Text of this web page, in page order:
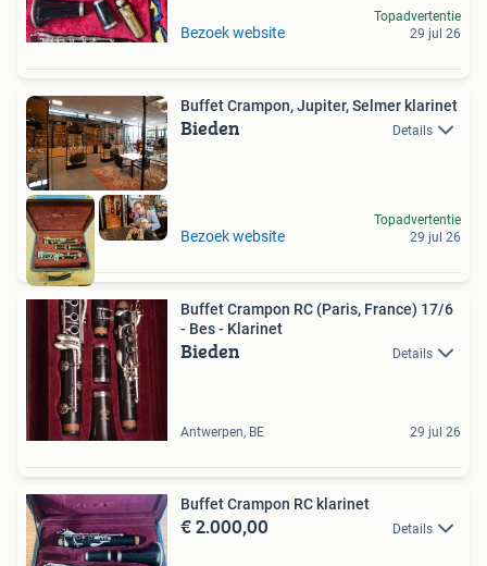
Bezoek website
Topadvertentie
29 jul 26
Buffet Crampon, Jupiter, Selmer klarinet
Bieden Details
Bezoek website
Topadvertentie
29 jul 26
Buffet Crampon RC (Paris, France) 17/6
- Bes - Klarinet
Bieden Details
Antwerpen, BE 29 jul 26
Buffet Crampon RC klarinet
€ 2.000,00 Details